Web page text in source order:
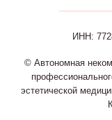
ИНН:
© Автономная
эстетической